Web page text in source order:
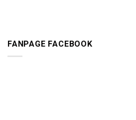
FANPAGE FACEBOOK